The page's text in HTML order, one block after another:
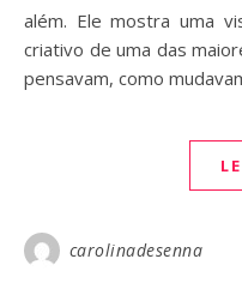
além. Ele mostra uma
criativo de uma das
pensavam, como
carolinadesenna